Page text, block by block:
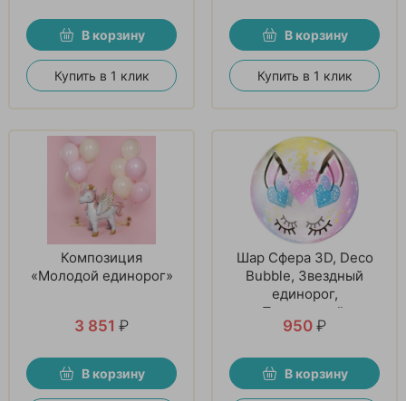
В корзину
Купить в 1 клик
В корзину
Купить в 1 клик
Композиция
«Молодой единорог»
3 851 ₽
В корзину
Шар Сфера 3D, Deco
Bubble, Звездный
единорог,
Прозрачный,
Кристалл, 1 шт
950 ₽
В корзину